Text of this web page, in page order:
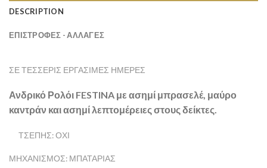
DESCRIPTION
ΕΠΙΣΤΡΟΦΕΣ - ΑΛΛΑΓΕΣ
ΣΕ ΤΈΣΣΕΡΙΣ ΕΡΓΆΣΙΜΕΣ ΗΜΈΡΕΣ
Ανδρικό Ρολόι FESTINA με ασημί μπρασελέ, μαύρο
καντράν και ασημί λεπτομέρειες στους δείκτες.
ΤΣΈΠΗΣ: ΌΧΙ
ΜΗΧΑΝΙΣΜΌΣ: ΜΠΑΤΑΡΊΑΣ